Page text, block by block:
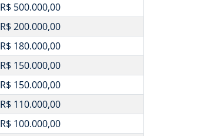
R$ 500.000,00
R$ 200.000,00
R$ 180.000,00
R$ 150.000,00
R$ 150.000,00
R$ 110.000,00
R$ 100.000,00